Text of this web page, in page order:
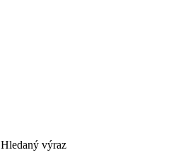
Hledaný výraz